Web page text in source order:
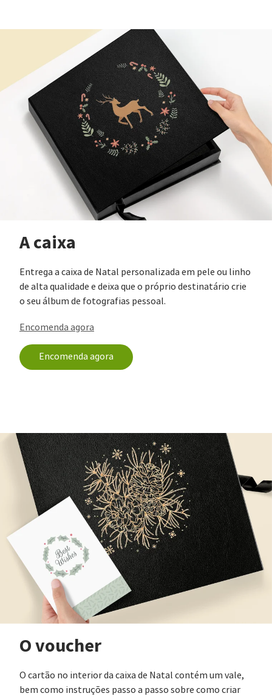
A caixa
Entrega a caixa de Natal personalizada em pele ou linho
de alta qualidade e deixa que o próprio destinatário crie
o seu álbum de fotografias pessoal.
Encomenda agora
Encomenda agora
O voucher
O cartão no interior da caixa de Natal contém um vale,
bem como instruções passo a passo sobre como criar